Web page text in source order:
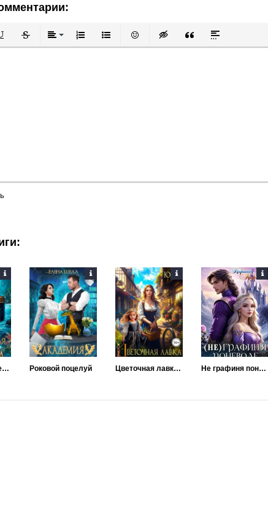
ЗачеркнутыйВыравнивание
Нумерованный список
Маркированный список
Вставить смайлик
Вставка скрытого текста
Вставка цитаты
Вставка
Путеводная звезда дракона Роковой поцелуй Цветочная лавка госпожи попаданки Не графиня поневоле